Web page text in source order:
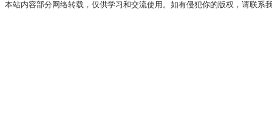
本站内容部分网络转载，仅供学习和交流使用。如有侵犯你的版权，请联系